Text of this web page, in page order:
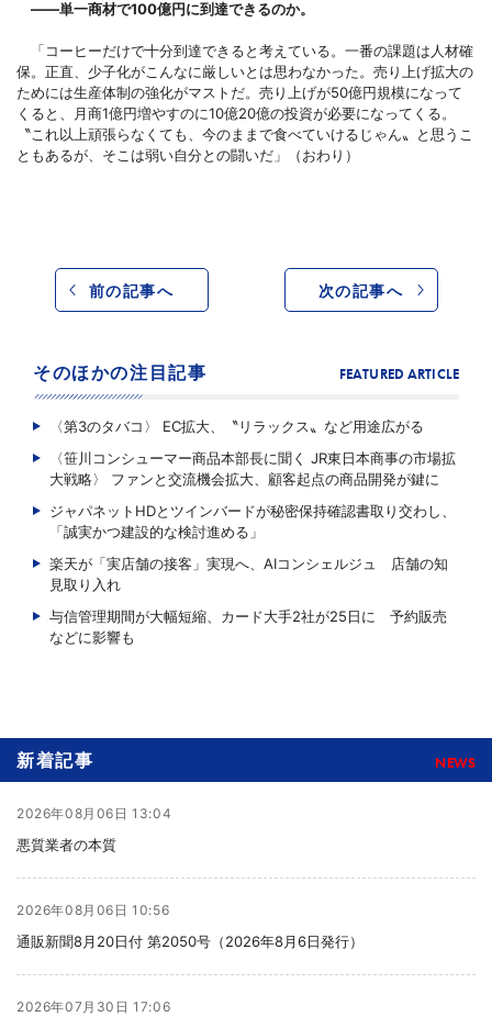
――単一商材で100億円に到達できるのか。
「コーヒーだけで十分到達できると考えている。一番の課題は人材確
保。正直、少子化がこんなに厳しいとは思わなかった。売り上げ拡大の
ためには生産体制の強化がマストだ。売り上げが50億円規模になって
くると、月商1億円増やすのに10億20億の投資が必要になってくる。
〝これ以上頑張らなくても、今のままで食べていけるじゃん〟と思うこ
ともあるが、そこは弱い自分との闘いだ」（おわり）
前の記事へ 次の記事へ
そのほかの注目記事 FEATURED ARTICLE
〈第3のタバコ〉 EC拡大、〝リラックス〟など用途広がる
〈笹川コンシューマー商品本部長に聞く JR東日本商事の市場拡
大戦略〉 ファンと交流機会拡大、顧客起点の商品開発が鍵に
ジャパネットHDとツインバードが秘密保持確認書取り交わし、
「誠実かつ建設的な検討進める」
楽天が「実店舗の接客」実現へ、AIコンシェルジュ 店舗の知
見取り入れ
与信管理期間が大幅短縮、カード大手2社が25日に 予約販売
などに影響も
新着記事 NEWS
2026年08月06日 13:04
悪質業者の本質
2026年08月06日 10:56
通販新聞8月20日付 第2050号（2026年8月6日発行）
2026年07月30日 17:06